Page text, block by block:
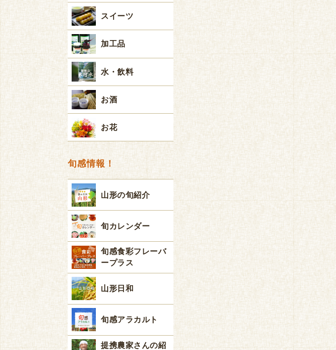
スイーツ
加工品
水・飲料
お酒
お花
旬感情報！
山形の旬紹介
旬カレンダー
旬感食彩フレーバ
ープラス
山形日和
旬感アラカルト
提携農家さんの紹